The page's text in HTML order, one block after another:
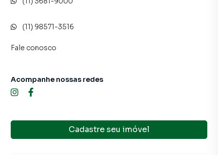
(11) 98571-3516
Fale conosco
Cadastre seu imóvel
Acompanhe nossas redes